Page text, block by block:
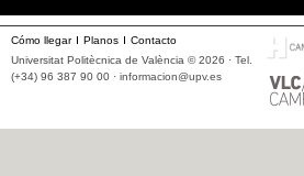
Cómo llegar Planos
Contacto
Universitat Politècnica de València © 2026 · Tel.
(+34) 96 387 90 00 · informacion@upv.es